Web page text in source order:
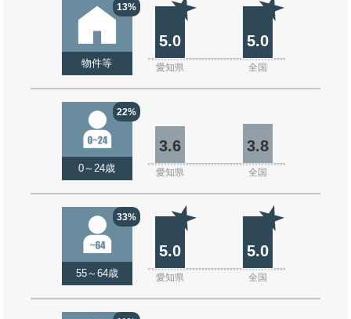
13%
物件等
5.0 5.0
愛知県 全国
22%
0～24歳
3.6 3.8
愛知県 全国
33%
55～64歳
5.0 5.0
愛知県 全国